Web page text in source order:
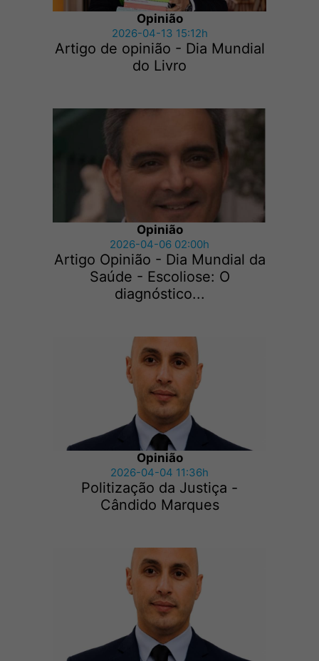
Opinião
2026-04-13 15:12h
Artigo de opinião - Dia Mundial
do Livro
Opinião
2026-04-06 02:00h
Artigo Opinião - Dia Mundial da
Saúde - Escoliose: O
diagnóstico...
Opinião
2026-04-04 11:36h
Politização da Justiça -
Cândido Marques